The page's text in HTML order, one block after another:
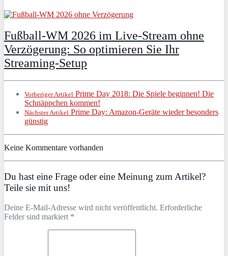
Fußball-WM 2026 im Live-Stream ohne
Verzögerung: So optimieren Sie Ihr
Streaming-Setup
Vorheriger Artikel Prime Day 2018: Die Spiele beginnen! Die
Schnäppchen kommen!
Nächster Artikel Prime Day: Amazon-Geräte wieder besonders
günstig
Keine Kommentare vorhanden
Du hast eine Frage oder eine Meinung zum Artikel?
Teile sie mit uns!
Deine E-Mail-Adresse wird nicht veröffentlicht. Erforderliche
Felder sind markiert *